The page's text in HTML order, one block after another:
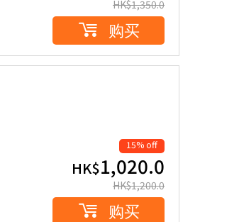
HK$1,350.0
购买
15% off
HK$1,020.0
HK$1,200.0
购买